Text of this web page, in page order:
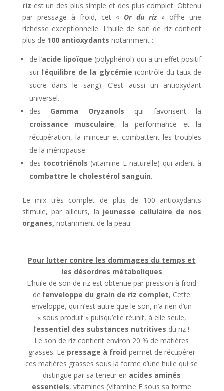
riz est un des plus simple et des plus complet. Obtenu
par pressage à froid, cet « Or du riz» offre une
richesse exceptionnelle. L’huile de son de riz contient
plus de 100 antioxydants notamment :
de l’acide lipoïque (polyphénol) qui a un effet positif
sur l’équilibre de la glycémie (contrôle du taux de
sucre dans le sang). C’est aussi un antioxydant
universel.
des Gamma Oryzanols qui favorisent la
croissance musculaire, la performance et la
récupération, la minceur et combattent les troubles
de la ménopause.
des tocotriénols (vitamine E naturelle) qui aident à
combattre le cholestérol sanguin.
Le mix très complet de plus de 100 antioxydants
stimule, par ailleurs, la jeunesse cellulaire de nos
organes, notamment de la peau.
Pour lutter contre les dommages du temps et
les désordres métaboliques
L’huile de son de riz est obtenue par pression à froid
de l’enveloppe du grain de riz complet, Cette
enveloppe, qui n’est autre que le son, n’a rien d’un
« sous­ produit » puisqu’elle réunit, à elle seule,
l’essentiel des substances nutritives du riz !
Le son de riz contient environ 20 % de matières
grasses. Le pressage à froid permet de récupérer
ces matières grasses sous la forme d’une huile qui se
distingue par sa teneur en acides aminés
essentiels, vitamines (Vitamine E sous sa forme